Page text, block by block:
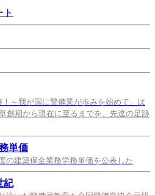
～我が国に警備業が歩みを始めて、は
創期から現在に至るまでを、先達の足跡
単価
の建築保全業務労務単価を公表した
紀